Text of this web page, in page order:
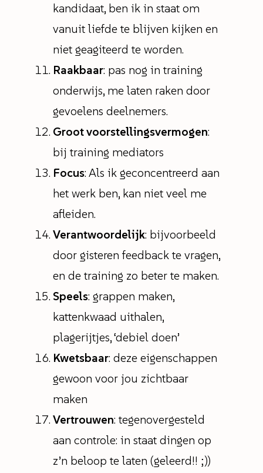
kandidaat, ben ik in staat om
vanuit liefde te blijven kijken en
niet geagiteerd te worden.
Raakbaar: pas nog in training
onderwijs, me laten raken door
gevoelens deelnemers.
Groot voorstellingsvermogen:
bij training mediators
Focus: Als ik geconcentreerd aan
het werk ben, kan niet veel me
afleiden.
Verantwoordelijk: bijvoorbeeld
door gisteren feedback te vragen,
en de training zo beter te maken.
Speels: grappen maken,
kattenkwaad uithalen,
plagerijtjes, ‘debiel doen’
Kwetsbaar: deze eigenschappen
gewoon voor jou zichtbaar
maken
Vertrouwen: tegenovergesteld
aan controle: in staat dingen op
z’n beloop te laten (geleerd!! ;))